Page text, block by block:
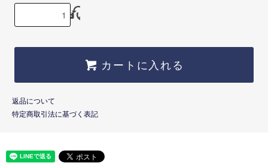
カートに入れる
返品について
特定商取引法に基づく表記